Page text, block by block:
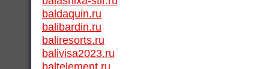
baldaquin.ru
balibardin.ru
baliresorts.ru
balivisa2023.ru
baltelement.ru